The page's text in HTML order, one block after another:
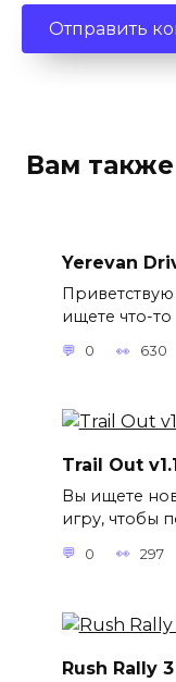
Вам
Yerevan
ищете что-то
0 630
Trail Out
Вы ищете
игру, чтобы
0 297
Rush Rally 3